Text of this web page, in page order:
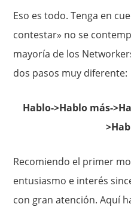
Eso es todo. Tenga en
contestar» no se
mayoría de los
dos pasos muy diferente:
Hablo->Hablo más-
Recomiendo el primer
entusiasmo e interés
con gran atención. Aquí